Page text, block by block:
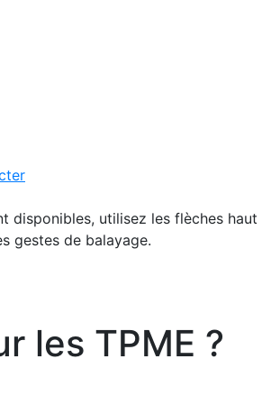
disponibles, utilisez les flèches
gestes de balayage.
les TPME ?